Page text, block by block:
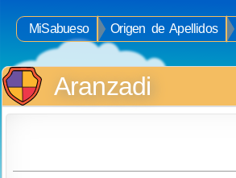
MiSabueso Origen de Apellidos
Aranzadi